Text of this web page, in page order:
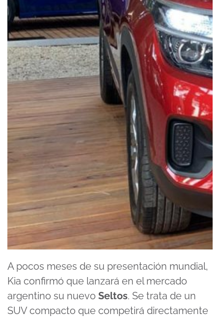
A pocos meses de su presentación mundial,
Kia confirmó que lanzará en el mercado
argentino su nuevo Seltos. Se trata de un
SUV compacto que competirá directamente